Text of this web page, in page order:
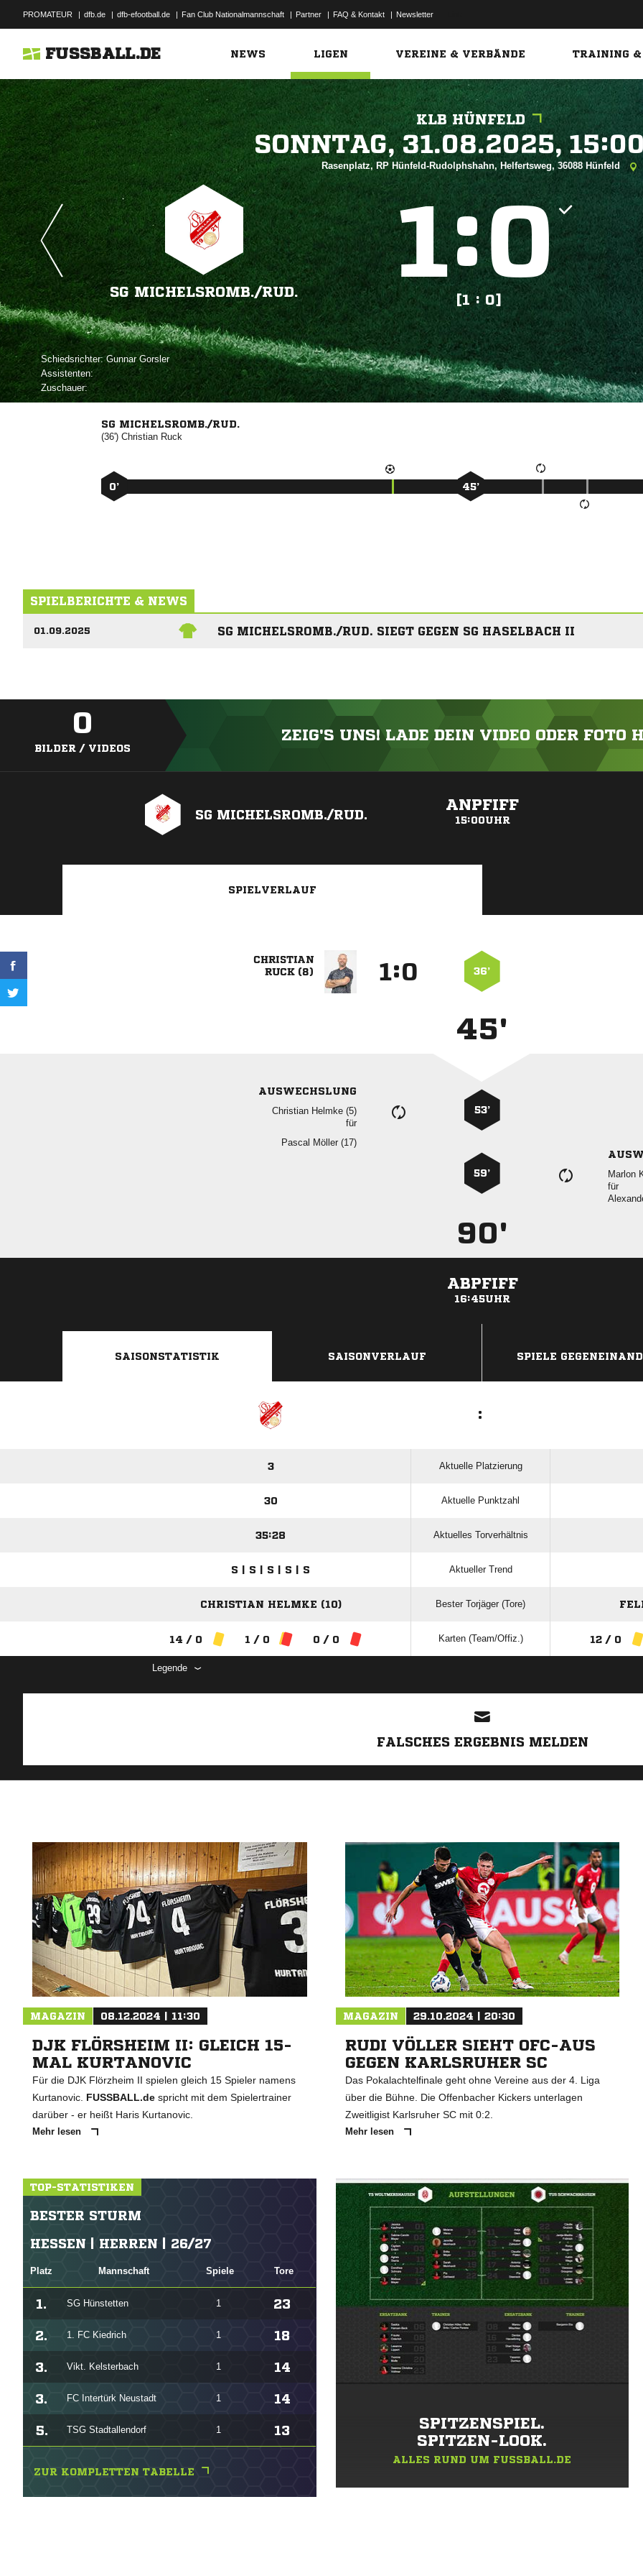
PROMATEUR | dfb.de | dfb-efootball.de | Fan Club Nationalmannschaft | Partner | FAQ & Kontakt | Newsletter
FUSSBALL.DE NEWS LIGEN VEREINE & VERBÄNDE TRAINING &
KLB HÜNFELD
 
Rasenplatz, RP Hünfeld-Rudolphshahn, Helfertsweg, 36088 Hünfeld
SG MICHELSROMB./​RUD.
:
[1 : 0]
Schiedsrichter: 
Assistenten:
Zuschauer:
SG MICHELSROMB./RUD.
(36') 
0’ 45’
SPIELBERICHTE & NEWS
01.09.2025 SG MICHELSROMB./RUD. SIEGT GEGEN SG HASELBACH II
0
BILDER / VIDEOS
ZEIG'S UNS! LADE DEIN VIDEO ODER FOTO
SG MICHELSROMB./RUD.
ANPFIFF
15:00UHR
SPIELVERLAUF

 
: 36’
45'
AUSWECHSLUNG
  
für
  
53’
59’

für
90'
ABPFIFF
16:45UHR
SAISONSTATISTIK SAISONVERLAUF SPIELE
:
3 Aktuelle Platzierung
30 Aktuelle Punktzahl
35:28 Aktuelles Torverhältnis
S | S | S | S | S Aktueller Trend
CHRISTIAN HELMKE (10) Bester Torjäger (Tore)
14 / 0 1 / 0 0 / 0 Karten (Team/Offiz.) 12 / 0
Legende
FALSCHES ERGEBNIS MELDEN
MAGAZIN 08.12.2024 | 11:30
DJK FLÖRSHEIM II: GLEICH 15-
MAL KURTANOVIC
Für die DJK Flörzheim II spielen gleich 15 Spieler namens
Kurtanovic. FUSSBALL.de spricht mit dem Spielertrainer
darüber - er heißt Haris Kurtanovic.
Mehr lesen
MAGAZIN 29.10.2024 | 20:30
RUDI VÖLLER SIEHT OFC-AUS
GEGEN KARLSRUHER SC
Das Pokalachtelfinale geht ohne Vereine aus der 4. Liga
über die Bühne. Die Offenbacher Kickers unterlagen
Zweitligist Karlsruher SC mit 0:2.
Mehr lesen
TOP-STATISTIKEN
BESTER STURM
HESSEN | HERREN | 26/27
Platz Mannschaft Spiele Tore
1. SG Hünstetten 1 23
2. 1. FC Kiedrich 1 18
3. Vikt. Kelsterbach 1 14
3. FC Intertürk Neustadt 1 14
5. TSG Stadtallendorf 1 13
ZUR KOMPLETTEN TABELLE
SPITZENSPIEL.
SPITZEN-LOOK.
ALLES RUND UM FUSSBALL.DE